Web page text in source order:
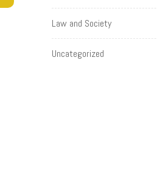
Law and Society
Uncategorized